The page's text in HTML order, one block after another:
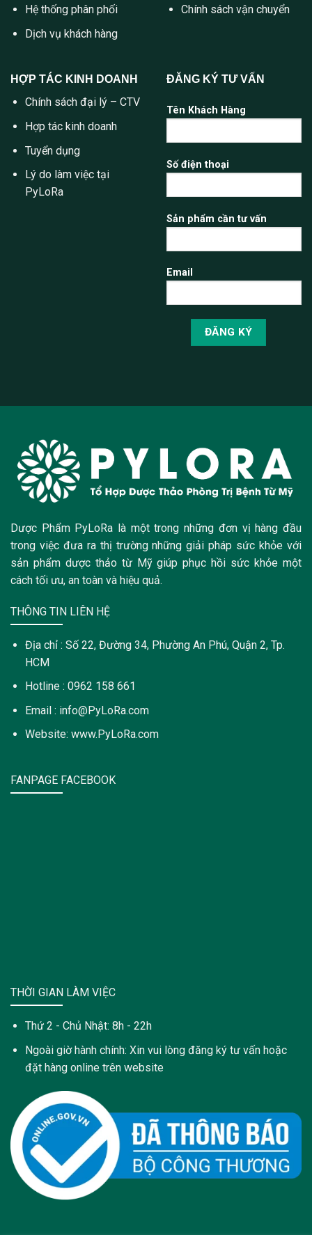
Hệ thống phân phối
Dịch vụ khách hàng
Chính sách vận chuyển
HỢP TÁC KINH DOANH
Chính sách đại lý – CTV
Hợp tác kinh doanh
Tuyển dụng
Lý do làm việc tại
PyLoRa
ĐĂNG KÝ TƯ VẤN
Tên Khách Hàng
Số điện thoại
Sản phẩm cần tư vấn
Email
Dược Phẩm PyLoRa là một trong những đơn vị hàng đầu
trong việc đưa ra thị trường những giải pháp sức khỏe với
sản phẩm dược thảo từ Mỹ giúp phục hồi sức khỏe một
cách tối ưu, an toàn và hiệu quả.
THÔNG TIN LIÊN HỆ
Địa chỉ : Số 22, Đường 34, Phường An Phú, Quận 2, Tp.
HCM
Hotline : 0962 158 661
Email : info@PyLoRa.com
Website: www.PyLoRa.com
FANPAGE FACEBOOK
THỜI GIAN LÀM VIỆC
Thứ 2 - Chủ Nhật: 8h - 22h
Ngoài giờ hành chính: Xin vui lòng đăng ký tư vấn hoặc
đặt hàng online trên website